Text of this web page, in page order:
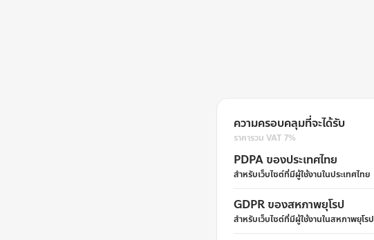
ความครอบคลุมที่จะได้รับ
ราคารวม VAT 7%
PDPA ของประเทศไทย
สำหรับเว็บไซต์ที่มีผู้ใช้งานในประเทศไทย
GDPR ของสหภาพยุโรป
สำหรับเว็บไซต์ที่มีผู้ใช้งานในสหภาพยุโรป